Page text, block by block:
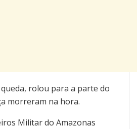
rolou para a parte do
morreram na hora.
Militar do Amazonas